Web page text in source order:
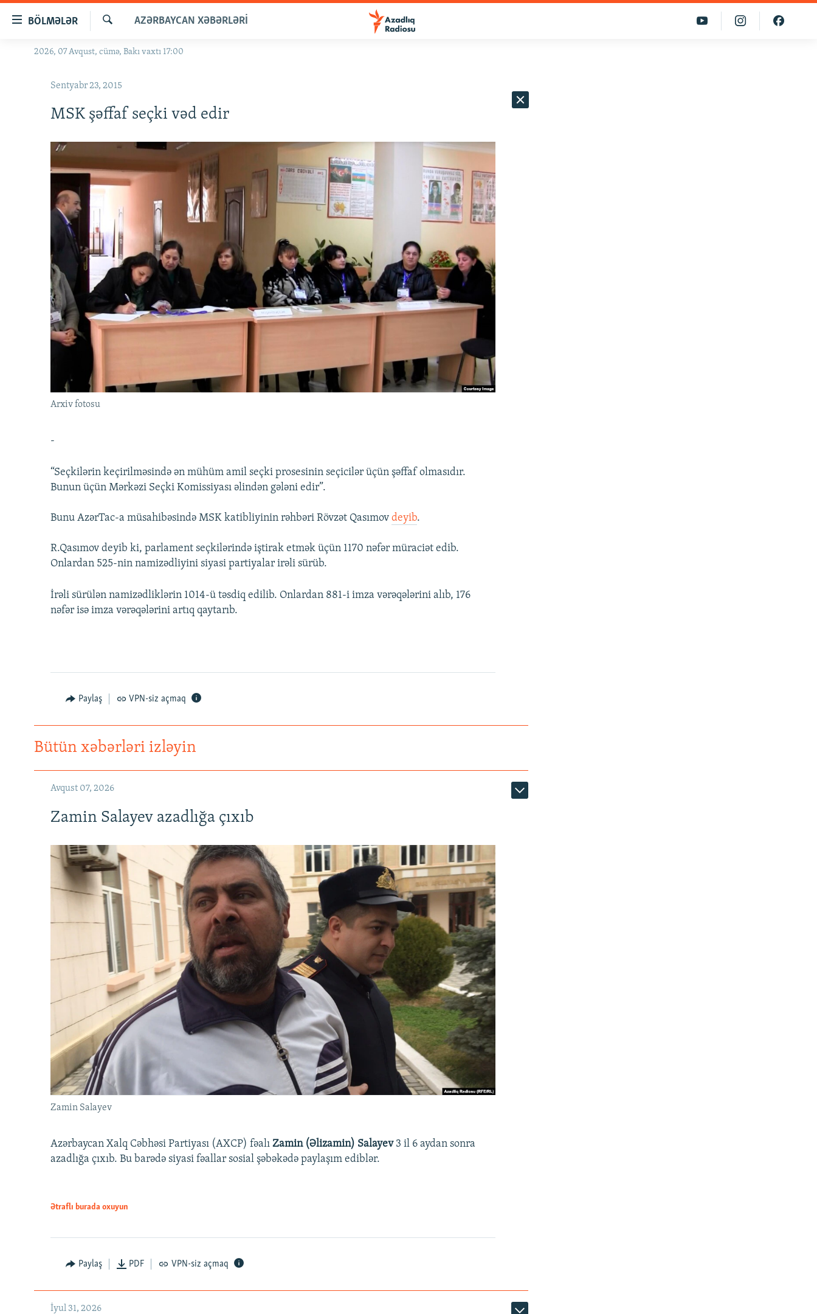
naviqasiyaya
BÖLMƏLƏR
GÜNDƏM
#ƏSLINDƏ
FƏRQƏ BAX
QANUNI DOĞRU
MULTIMEDIA
FOTOQALEREYA
İNFOQRAFIKA
KARIKATURA
RADIO ARXIV
OXU ZALI
AZƏRBAYCAN ƏDƏBIYYATI KITABXANASI
İSLAM VƏ DEMOKRATIYA
İZ - MƏDƏNIYYƏT PROQRAMI
HAQQIMIZDA
MISSIYAMIZ
PEŞƏ ETIKASI VƏ JURNALISTIKA
STANDARTLARIMIZ
MATERIALLARIMIZDAN ISTIFADƏ
AZADLIQRADIOSU MOBIL TELEFONUNUZDA
Axtar
AZƏRBAYCAN XƏBƏRLƏRI
2026, 07 Avqust, cümə, Bakı vaxtı 17:00
Sentyabr 23, 2015
MSK şəffaf seçki vəd edir
Arxiv fotosu
-
“Seçkilərin keçirilməsində ən mühüm amil seçki prosesinin seçicilər üçün şəffaf olmasıdır.
Bunun üçün Mərkəzi Seçki Komissiyası əlindən gələni edir”.
Bunu AzərTac-a müsahibəsində MSK katibliyinin rəhbəri Rövzət Qasımov deyib.
R.Qasımov deyib ki, parlament seçkilərində iştirak etmək üçün 1170 nəfər müraciət edib.
Onlardan 525-nin namizədliyini siyasi partiyalar irəli sürüb.
İrəli sürülən namizədliklərin 1014-ü təsdiq edilib. Onlardan 881-i imza vərəqələrini alıb, 176
nəfər isə imza vərəqələrini artıq qaytarıb.
Paylaş VPN-siz açmaq
Bütün xəbərləri izləyin
Avqust 07, 2026
Zamin Salayev azadlığa çıxıb
Zamin Salayev
Azərbaycan Xalq Cəbhəsi Partiyası (AXCP) fəalı Zamin (Əlizamin) Salayev 3 il 6 aydan sonra
azadlığa çıxıb. Bu barədə siyasi fəallar sosial şəbəkədə paylaşım ediblər.
Ətraflı burada oxuyun
Paylaş PDF VPN-siz açmaq
İyul 31, 2026